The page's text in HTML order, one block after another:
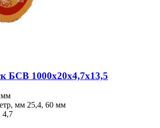
БСВ 1000x20х4,7х13,5
мм
мм 25,4, 60 мм
4,7